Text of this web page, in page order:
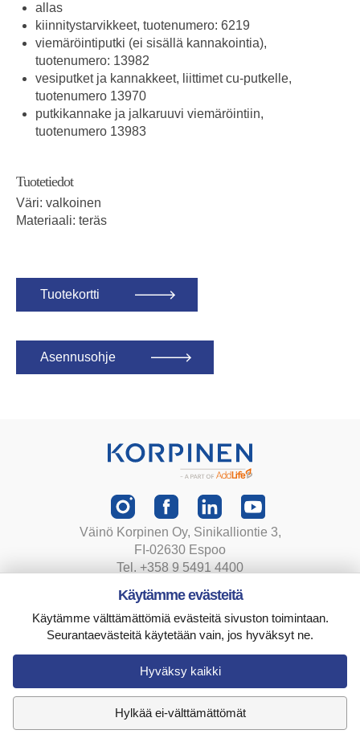
allas
kiinnitystarvikkeet, tuotenumero: 6219
viemäröintiputki (ei sisällä kannakointia),
tuotenumero: 13982
vesiputket ja kannakkeet, liittimet cu-putkelle,
tuotenumero 13970
putkikannake ja jalkaruuvi viemäröintiin,
tuotenumero 13983
Tuotetiedot
Väri: valkoinen
Materiaali: teräs
Tuotekortti
Asennusohje
Väinö Korpinen Oy, Sinikalliontie 3,
FI-02630 Espoo
Tel. +358 9 5491 4400
Tietosuojaseloste
Toimitusehdot
Evästeasetukset
Käytämme evästeitä
Käytämme välttämättömiä evästeitä sivuston toimintaan.
Seurantaevästeitä käytetään vain, jos hyväksyt ne.
Hyväksy kaikki
Hylkää ei-välttämättömät